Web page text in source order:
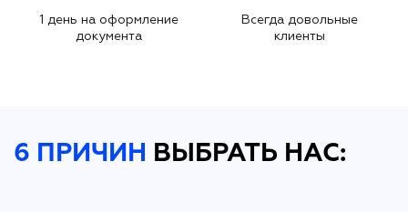
1 день на оформление
документа
Всегда довольные
клиенты
6 ПРИЧИН ВЫБРАТЬ НАС: